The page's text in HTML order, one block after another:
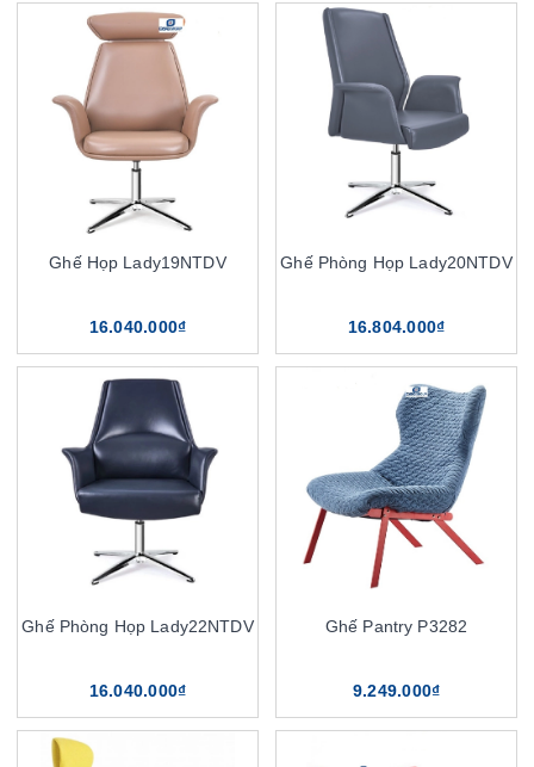
Ghế Họp Lady19NTDV
16.040.000₫
Ghế Phòng Họp Lady20NTDV
16.804.000₫
Ghế Phòng Họp Lady22NTDV
16.040.000₫
Ghế Pantry P3282
9.249.000₫